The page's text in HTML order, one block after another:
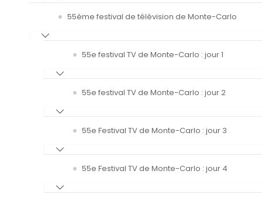
55ème festival de télévision de Monte-Carlo
55e festival TV de Monte-Carlo : jour 1
55e festival TV de Monte-Carlo : jour 2
55e Festival TV de Monte-Carlo : jour 3
55e Festival TV de Monte-Carlo : jour 4